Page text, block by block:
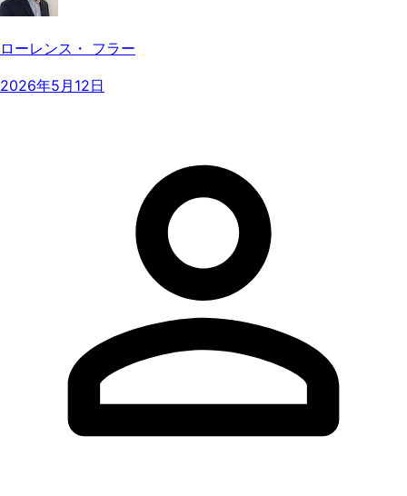
ローレンス・ フラー
2026年5月12日